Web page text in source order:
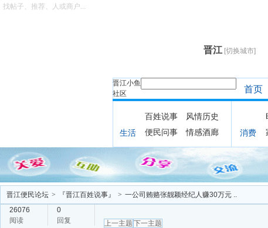
晋江 [切换城市]
晋江小鱼
社区
找帖子、推荐、人或商户...
首页
生活
百姓说事
风情历史
便民问事
情感酒廊 消费
晋江便民论坛 > 『晋江百姓说事』 > 一公司贿赂张靓颖经纪人赚30万元 ..
26076
阅读
0
回复
上一主题 下一主题